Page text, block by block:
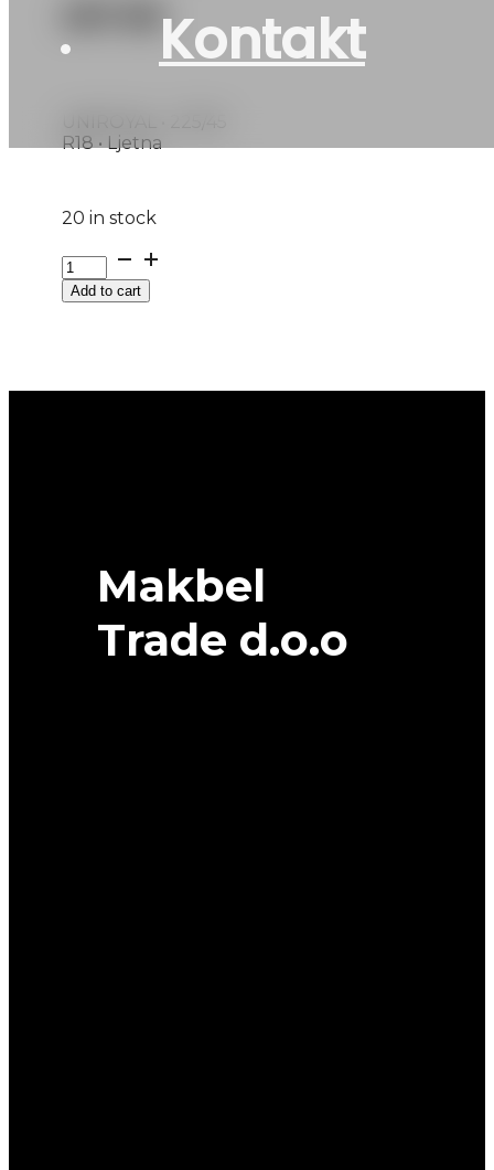
Kontakt
KM
R18 • Ljetna
20 in stock
225/45R18
RAINSPORT-
5Add to cart
Makbel
Trade d.o.o